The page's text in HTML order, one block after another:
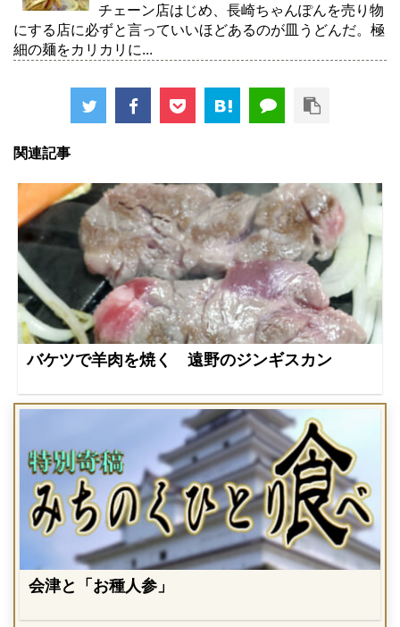
チェーン店はじめ、長崎ちゃんぽんを売り物
にする店に必ずと言っていいほどあるのが皿うどんだ。極
細の麺をカリカリに...
関連記事
バケツで羊肉を焼く 遠野のジンギスカン
会津と「お種人参」